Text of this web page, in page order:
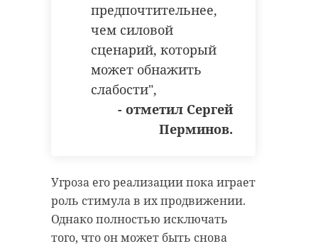
предпочтительнее,
чем силовой
сценарий, который
может обнажить
слабости",
- отметил Сергей
Перминов.
Угроза его реализации пока играет
роль стимула в их продвижении.
Однако полностью исключать
того, что он может быть снова